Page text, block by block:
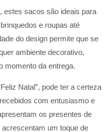
estes sacos são ideais para
e roupas até
do design permite que se
ambiente decorativo,
momento da entrega.
Natal”, pode ter a certeza
com entusiasmo e
os presentes de
um toque de